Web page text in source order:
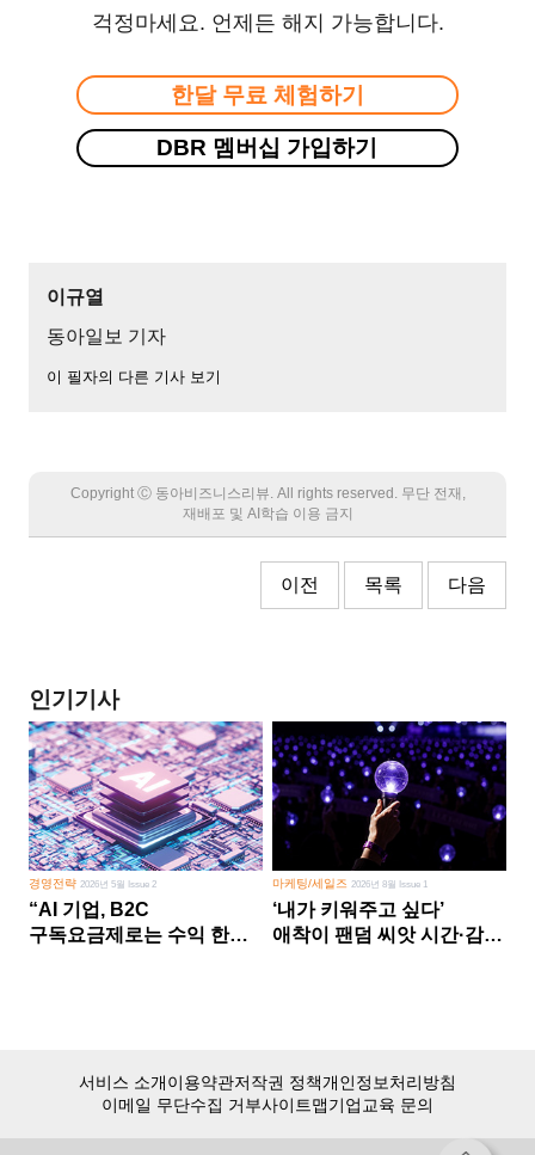
걱정마세요. 언제든 해지 가능합니다.
한달 무료 체험하기
DBR 멤버십 가입하기
이규열
동아일보 기자
이 필자의 다른 기사 보기
Copyright Ⓒ 동아비즈니스리뷰. All rights reserved. 무단 전재,
재배포 및 AI학습 이용 금지
이전 목록 다음
인기기사
경영전략 2026년 5월 Issue 2
“AI 기업, B2C
구독요금제로는 수익 한계
마케팅/세일즈 2026년 8월 Issue 1
‘내가 키워주고 싶다’
애착이 팬덤 씨앗 시간·감정
서비스 소개이용약관저작권 정책개인정보처리방침
이메일 무단수집 거부사이트맵기업교육 문의